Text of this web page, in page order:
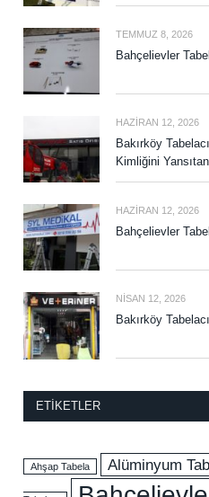
TEMMUZ 8, 2026
Bahçelievler
HAZIRAN 12, 2026
Bakırköy
Kimliğini
HAZIRAN 12, 2026
Bahçelievler
NISAN 12, 2026
Bakırköy
ETIKETLER
Ahşap Tabela Alüminyum